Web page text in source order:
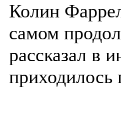
Колин
самом
рассказал в
приходилось